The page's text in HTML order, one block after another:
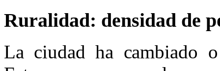
Ruralidad: densidad de
La ciudad ha cambiado